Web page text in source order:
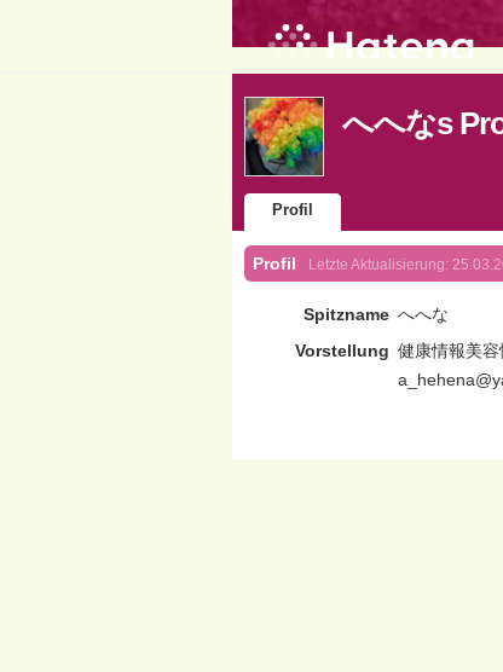
へへなs
Profil
Profil Letzte Aktualisierung:
Spitzname へへな
Vorstellung 健康情報美容